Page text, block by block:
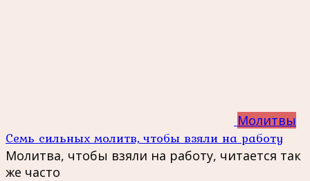
Молитвы
Семь сильных молитв, чтобы взяли на работу
Молитва, чтобы взяли на работу, читается так
же часто